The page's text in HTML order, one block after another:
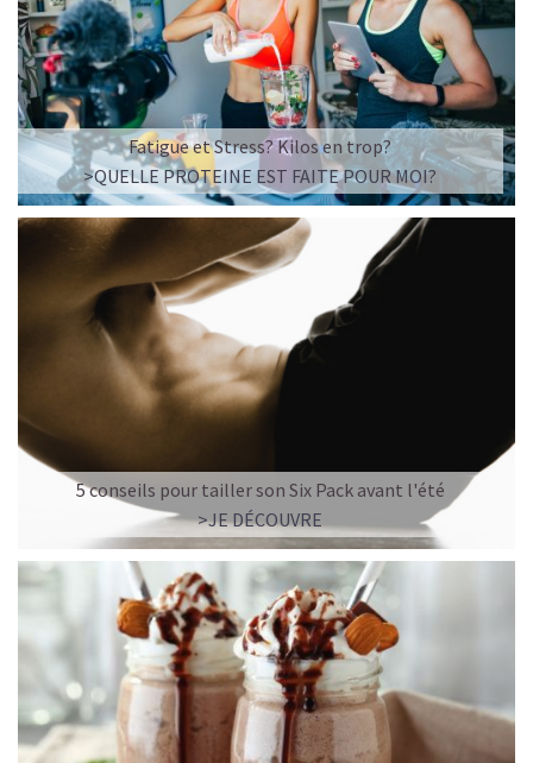
Imaginez un caramel fondant qui se mêle à un café
frappé crémeux, sans sucre raffiné et boosté en
protéines végétales.
C’est la boisson plaisir par excellence — celle qui
réconcilie dessert glacé et nutrition.
Résultat : un corps rassasié, une énergie durable, et zéro
fringale. Pour les gourmands qui veulent se faire plaisir
sans sacrifier leurs objectifs.
Découvrir le Café frappé au Caramel Protéiné
🍫 MOCHA GLACÉ PROTÉINÉ
Fatigue et Stress? Kilos en trop?
>QUELLE PROTEINE EST FAITE POUR MOI?
5 conseils pour tailler son Six Pack avant l'été
>JE DÉCOUVRE